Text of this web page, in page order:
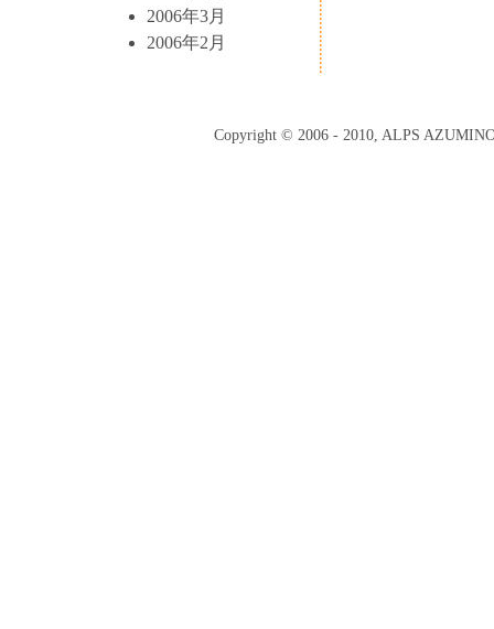
2006年3月
2006年2月
Copyright © 2006 - 2010, ALPS